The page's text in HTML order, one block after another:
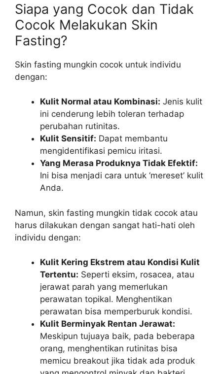
Siapa yang Cocok dan Tidak
Cocok Melakukan Skin
Fasting?
Skin fasting mungkin cocok untuk individu
dengan:
Kulit Normal atau Kombinasi: Jenis kulit
ini cenderung lebih toleran terhadap
perubahan rutinitas.
Kulit Sensitif: Dapat membantu
mengidentifikasi pemicu iritasi.
Yang Merasa Produknya Tidak Efektif:
Ini bisa menjadi cara untuk ‘mereset’ kulit
Anda.
Namun, skin fasting mungkin tidak cocok atau
harus dilakukan dengan sangat hati-hati oleh
individu dengan:
Kulit Kering Ekstrem atau Kondisi Kulit
Tertentu: Seperti eksim, rosacea, atau
jerawat parah yang memerlukan
perawatan topikal. Menghentikan
perawatan bisa memperburuk kondisi.
Kulit Berminyak Rentan Jerawat:
Meskipun tujuaya baik, pada beberapa
orang, menghentikan rutinitas bisa
memicu breakout jika tidak ada produk